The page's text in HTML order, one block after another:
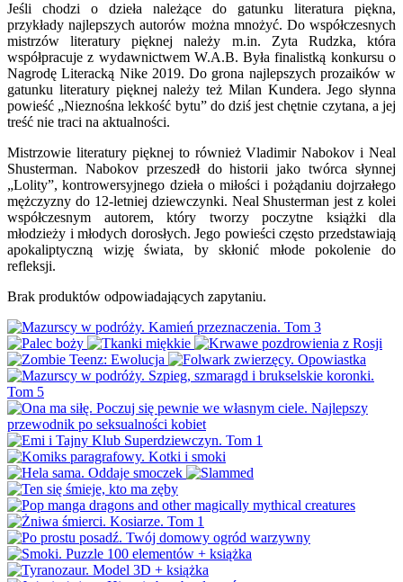
Jeśli chodzi o dzieła należące do gatunku literatura piękna,
przykłady najlepszych autorów można mnożyć. Do współczesnych
mistrzów literatury pięknej należy m.in. Zyta Rudzka, która
współpracuje z wydawnictwem W.A.B. Była finalistką konkursu o
Nagrodę Literacką Nike 2019. Do grona najlepszych prozaików w
gatunku literatury pięknej należy też Milan Kundera. Jego słynna
powieść „Nieznośna lekkość bytu” do dziś jest chętnie czytana, a jej
treść nie traci na aktualności.
Mistrzowie literatury pięknej to również Vladimir Nabokov i Neal
Shusterman. Nabokov przeszedł do historii jako twórca słynnej
„Lolity”, kontrowersyjnego dzieła o miłości i pożądaniu dojrzałego
mężczyzny do 12-letniej dziewczynki. Neal Shusterman jest z kolei
współczesnym autorem, który tworzy poczytne książki dla
młodzieży i młodych dorosłych. Jego powieści często przedstawiają
apokaliptyczną wizję świata, by skłonić młode pokolenie do
refleksji.
Brak produktów odpowiadających zapytaniu.